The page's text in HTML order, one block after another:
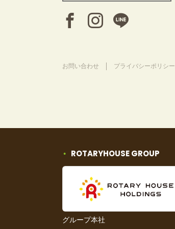
お問い合わせ プライバシーポリシー
ROTARYHOUSE GROUP
グループ本社